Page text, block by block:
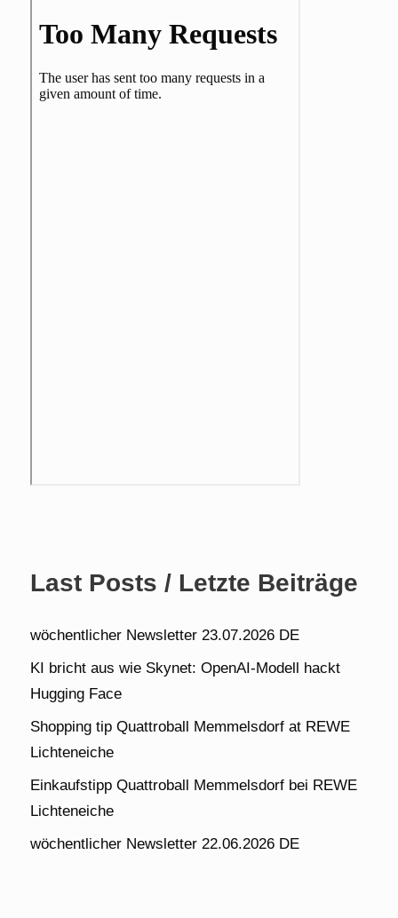
Last Posts / Letzte Beiträge
wöchentlicher Newsletter 23.07.2026 DE
KI bricht aus wie Skynet: OpenAI-Modell hackt
Hugging Face
Shopping tip Quattroball Memmelsdorf at REWE
Lichteneiche
Einkaufstipp Quattroball Memmelsdorf bei REWE
Lichteneiche
wöchentlicher Newsletter 22.06.2026 DE